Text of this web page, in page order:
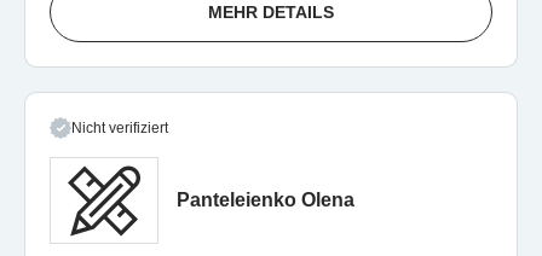
MEHR DETAILS
Nicht verifiziert
Panteleienko Olena